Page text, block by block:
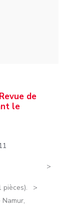
de
le
pièces).